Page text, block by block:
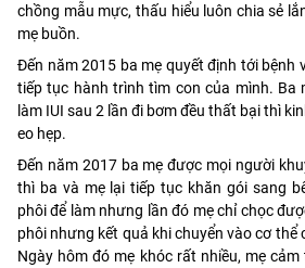
chồng mẫu mực, thấu hiểu luôn chia sẻ
mẹ buồn.
Đến năm 2015 ba mẹ quyết định tới bệnh
tiếp tục hành trình tìm con của mình. Ba
làm IUI sau 2 lần đi bơm đều thất bại thì
eo hẹp.
Đến năm 2017 ba mẹ được mọi người
thì ba và mẹ lại tiếp tục khăn gói sang
phôi để làm nhưng lần đó mẹ chỉ chọc
phôi nhưng kết quả khi chuyển vào cơ thể
Ngày hôm đó mẹ khóc rất nhiều, mẹ